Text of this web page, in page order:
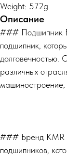
Weight: 572g
Описание
### Подшипник
подшипник,
долговечностью.
различных
машиностроение,
### Бренд KMR
подшипников,